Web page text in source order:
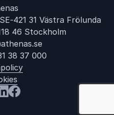
421 31 Västra Frölunda
46 Stockholm
38 37 000